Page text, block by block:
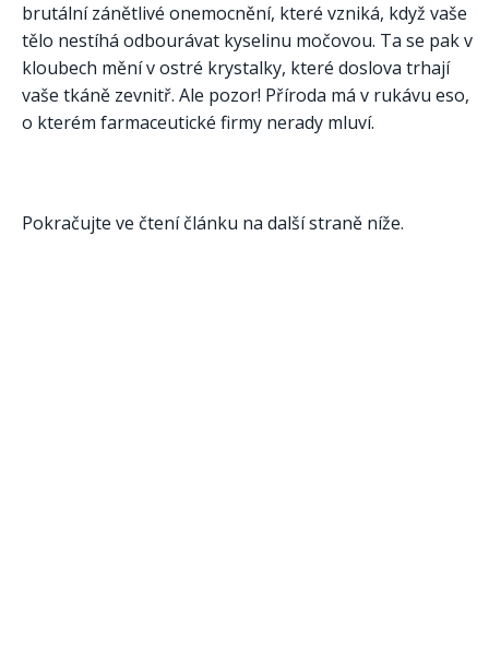
brutální zánětlivé onemocnění, které vzniká, když vaše
tělo nestíhá odbourávat kyselinu močovou. Ta se pak v
kloubech mění v ostré krystalky, které doslova trhají
vaše tkáně zevnitř. Ale pozor! Příroda má v rukávu eso,
o kterém farmaceutické firmy nerady mluví.
Pokračujte ve čtení článku na další straně níže.